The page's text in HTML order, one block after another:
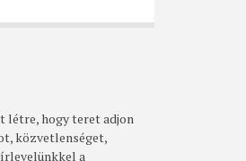
létre, hogy teret adjon
közvetlenséget,
a